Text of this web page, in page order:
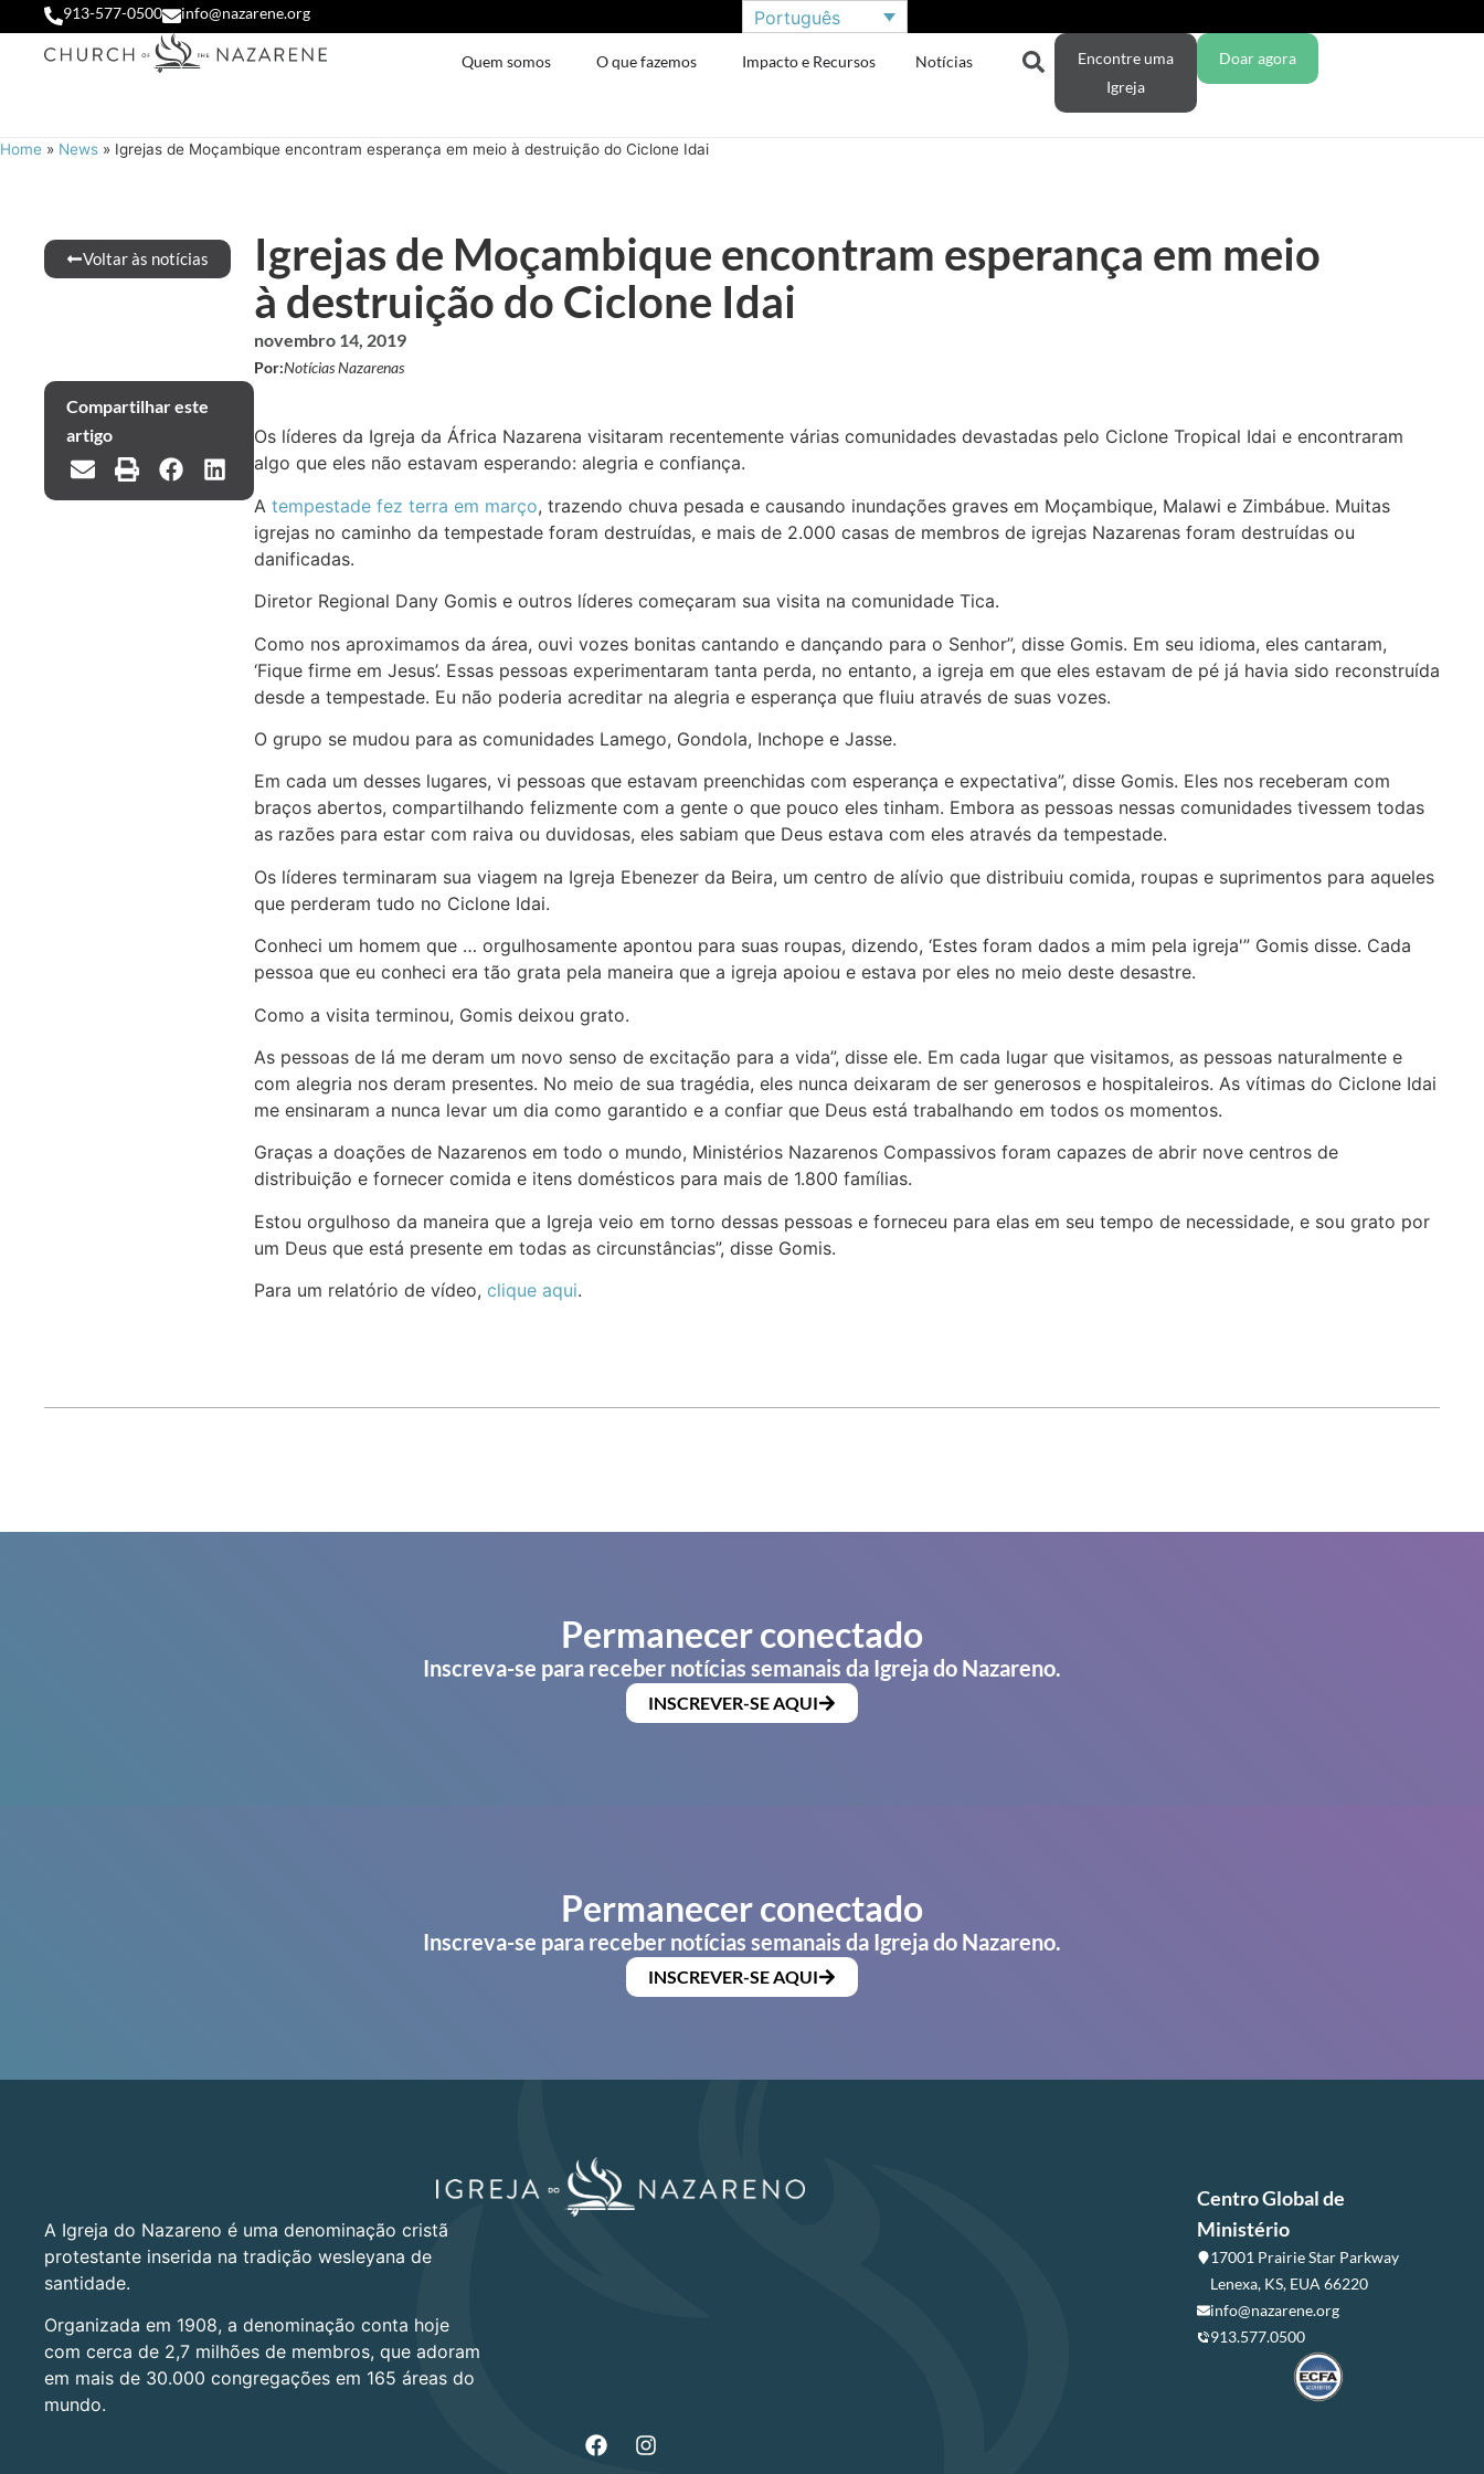
913-577-0500 info@nazarene.org Português
Quem somos O que fazemos Impacto e Recursos Notícias
Encontre uma
Igreja
Doar agora
Home » News » Igrejas de Moçambique encontram esperança em meio à destruição do Ciclone Idai
Voltar às notícias
Igrejas de Moçambique encontram esperança em meio
à destruição do Ciclone Idai
novembro 14, 2019
Por:Notícias Nazarenas
Compartilhar este
artigo
Os líderes da Igreja da África Nazarena visitaram recentemente várias comunidades devastadas pelo Ciclone Tropical Idai e encontraram
algo que eles não estavam esperando: alegria e confiança.
A tempestade fez terra em março, trazendo chuva pesada e causando inundações graves em Moçambique, Malawi e Zimbábue. Muitas
igrejas no caminho da tempestade foram destruídas, e mais de 2.000 casas de membros de igrejas Nazarenas foram destruídas ou
danificadas.
Diretor Regional Dany Gomis e outros líderes começaram sua visita na comunidade Tica.
Como nos aproximamos da área, ouvi vozes bonitas cantando e dançando para o Senhor”, disse Gomis. Em seu idioma, eles cantaram,
‘Fique firme em Jesus’. Essas pessoas experimentaram tanta perda, no entanto, a igreja em que eles estavam de pé já havia sido reconstruída
desde a tempestade. Eu não poderia acreditar na alegria e esperança que fluiu através de suas vozes.
O grupo se mudou para as comunidades Lamego, Gondola, Inchope e Jasse.
Em cada um desses lugares, vi pessoas que estavam preenchidas com esperança e expectativa”, disse Gomis. Eles nos receberam com
braços abertos, compartilhando felizmente com a gente o que pouco eles tinham. Embora as pessoas nessas comunidades tivessem todas
as razões para estar com raiva ou duvidosas, eles sabiam que Deus estava com eles através da tempestade.
Os líderes terminaram sua viagem na Igreja Ebenezer da Beira, um centro de alívio que distribuiu comida, roupas e suprimentos para aqueles
que perderam tudo no Ciclone Idai.
Conheci um homem que … orgulhosamente apontou para suas roupas, dizendo, ‘Estes foram dados a mim pela igreja'” Gomis disse. Cada
pessoa que eu conheci era tão grata pela maneira que a igreja apoiou e estava por eles no meio deste desastre.
Como a visita terminou, Gomis deixou grato.
As pessoas de lá me deram um novo senso de excitação para a vida”, disse ele. Em cada lugar que visitamos, as pessoas naturalmente e
com alegria nos deram presentes. No meio de sua tragédia, eles nunca deixaram de ser generosos e hospitaleiros. As vítimas do Ciclone Idai
me ensinaram a nunca levar um dia como garantido e a confiar que Deus está trabalhando em todos os momentos.
Graças a doações de Nazarenos em todo o mundo, Ministérios Nazarenos Compassivos foram capazes de abrir nove centros de
distribuição e fornecer comida e itens domésticos para mais de 1.800 famílias.
Estou orgulhoso da maneira que a Igreja veio em torno dessas pessoas e forneceu para elas em seu tempo de necessidade, e sou grato por
um Deus que está presente em todas as circunstâncias”, disse Gomis.
Para um relatório de vídeo, clique aqui.
Permanecer conectado
Inscreva-se para receber notícias semanais da Igreja do Nazareno.
INSCREVER-SE AQUI
Permanecer conectado
Inscreva-se para receber notícias semanais da Igreja do Nazareno.
INSCREVER-SE AQUI
A Igreja do Nazareno é uma denominação cristã
protestante inserida na tradição wesleyana de
santidade.
Organizada em 1908, a denominação conta hoje
com cerca de 2,7 milhões de membros, que adoram
em mais de 30.000 congregações em 165 áreas do
mundo.
Centro Global de
Ministério
17001 Prairie Star Parkway
Lenexa, KS, EUA 66220
info@nazarene.org
913.577.0500